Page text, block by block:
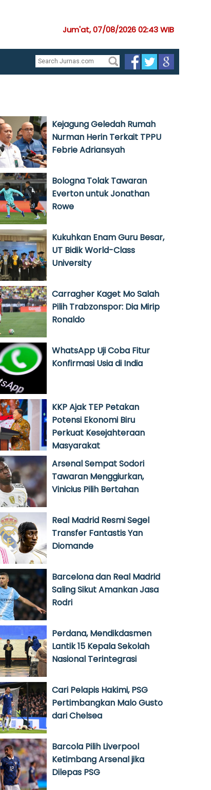
Jum'at, 07/08/2026 02:43 WIB
Kejagung Geledah Rumah
Nurman Herin Terkait TPPU
Febrie Adriansyah
Bologna Tolak Tawaran
Everton untuk Jonathan
Rowe
Kukuhkan Enam Guru Besar,
UT Bidik World-Class
University
Carragher Kaget Mo Salah
Pilih Trabzonspor: Dia Mirip
Ronaldo
WhatsApp Uji Coba Fitur
Konfirmasi Usia di India
KKP Ajak TEP Petakan
Potensi Ekonomi Biru
Perkuat Kesejahteraan
Masyarakat
Arsenal Sempat Sodori
Tawaran Menggiurkan,
Vinicius Pilih Bertahan
Real Madrid Resmi Segel
Transfer Fantastis Yan
Diomande
Barcelona dan Real Madrid
Saling Sikut Amankan Jasa
Rodri
Perdana, Mendikdasmen
Lantik 15 Kepala Sekolah
Nasional Terintegrasi
Cari Pelapis Hakimi, PSG
Pertimbangkan Malo Gusto
dari Chelsea
Barcola Pilih Liverpool
Ketimbang Arsenal jika
Dilepas PSG